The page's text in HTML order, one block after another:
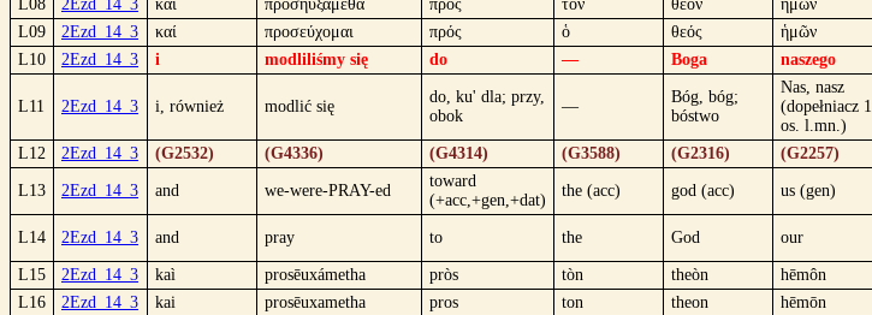
L08
2Ezd_14_3 καὶ προσηυξάμεθα πρὸς τὸν θεὸν ἡμῶν
L09
2Ezd_14_3 καί προσεύχομαι πρός ὁ θεός ἡμῶν
L10
2Ezd_14_3 i modliliśmy się do — Boga naszego
L11 2Ezd_14_3 i, również modlić się
do, ku' dla; przy,
obok
—
Bóg, bóg;
bóstwo
Nas, nasz
(dopełniacz 1
os. l.mn.)
L12 2Ezd_14_3 (G2532) (G4336) (G4314) (G3588) (G2316) (G2257)
L13 2Ezd_14_3 and we-were-PRAY-ed
toward
(+acc,+gen,+dat)
the (acc) god (acc) us (gen)
L14 2Ezd_14_3 and pray to the God our
L15 2Ezd_14_3 kaì prosēuxámetha pròs tòn theòn hēmôn
L16
2Ezd_14_3 kai prosēuxametha pros ton theon hēmōn